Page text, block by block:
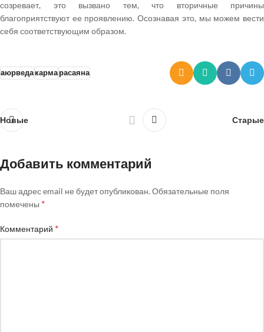
созревает, это вызвано тем, что вторичные причины
благоприятствуют ее проявлению. Осознавая это, мы можем вести
себя соответствующим образом.
аюрведакармарасаяна
Новые Старые
Добавить комментарий
Ваш адрес email не будет опубликован. Обязательные поля
помечены *
Комментарий *